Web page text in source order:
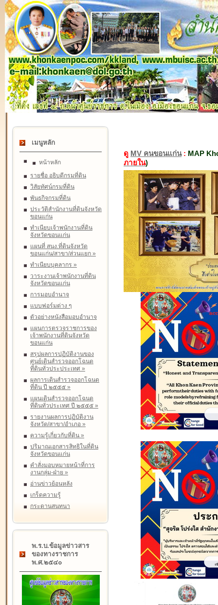
เมนูหลัก
หน้าหลัก
รายชื่อ อธิบดีกรมที่ดิน
วิสัยทัศน์กรมที่ดิน
พันธกิจกรมที่ดิน
ประวัติสำนักงานที่ดินจังหวัด
ขอนแก่น
ทำเนียบเจ้าพนักงานที่ดิน
จังหวัดขอนแก่น
แผนที่ สนง.ที่ดินจังหวัด
ขอนแก่น/สาขา/ส่วนแยก »
ทำเนียบบุคลากร »
วาระงานเจ้าพนักงานที่ดิน
จังหวัดขอนแก่น
การมอบอำนาจ
แบบฟอร์มต่าง ๆ
ตัวอย่างหนังสือมอบอำนาจ
แผนการตรวจราชการของ
เจ้าพนักงานที่ดินจังหวัด
ขอนแก่น
สรุปผลการปฏิบัติงานของ
ศูนย์เดินสำรวจออกโฉนด
ที่ดินทั่วประประเทศ »
ผลการเดินสำรวจออกโฉนด
ที่ดิน ปี ๒๕๕๕ »
แผนเดินสำรวจออกโฉนด
ที่ดินทั่วประเทศ ปี ๒๕๕๕ »
รายงานผลการปฏิบัติงาน
จังหวัด/สาขา/อำเภอ »
ความรู้เกี่ยวกับที่ดิน »
ปริมาณเอกสารสิทธิในที่ดิน
จังหวัดขอนแก่น
คำสั่งมอบหมายหน้าที่การ
งานกลุ่ม-ฝ่าย »
อ่านข่าวย้อนหลัง
เกร็ดความรู้
กระดานสนทนา
พ.ร.บ.ข้อมูลข่าวสาร
ของทางราชการ
พ.ศ.๒๕๔๐
ดู MV คนขอนแก่น: MAP
ภายใน)